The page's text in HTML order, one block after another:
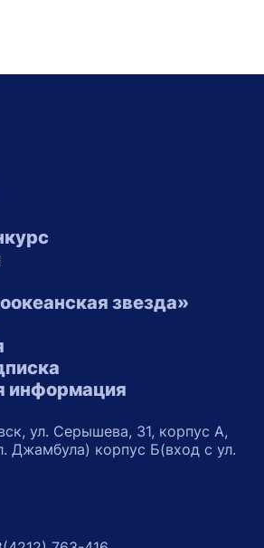
звезда»
информация
ул. Серышева, 31, корпус А,
Джамбула) корпус Б(вход с ул.